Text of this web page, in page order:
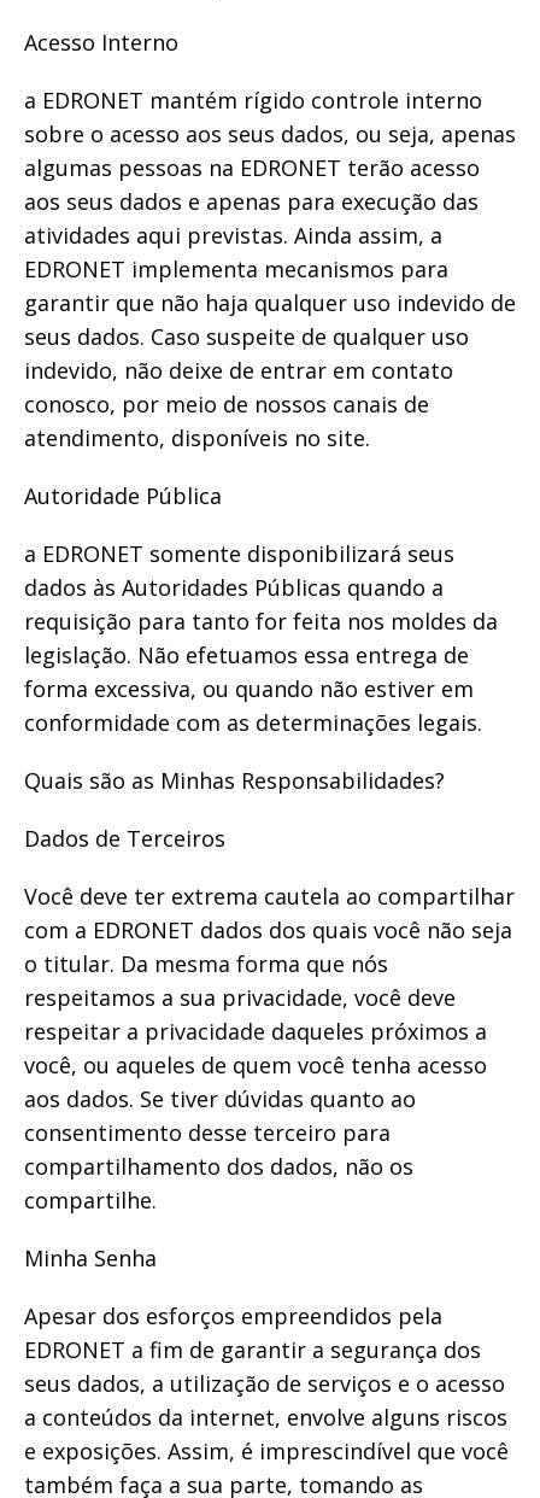
Acesso Interno
a EDRONET mantém rígido controle interno
sobre o acesso aos seus dados, ou seja, apenas
algumas pessoas na EDRONET terão acesso
aos seus dados e apenas para execução das
atividades aqui previstas. Ainda assim, a
EDRONET implementa mecanismos para
garantir que não haja qualquer uso indevido de
seus dados. Caso suspeite de qualquer uso
indevido, não deixe de entrar em contato
conosco, por meio de nossos canais de
atendimento, disponíveis no site.
Autoridade Pública
a EDRONET somente disponibilizará seus
dados às Autoridades Públicas quando a
requisição para tanto for feita nos moldes da
legislação. Não efetuamos essa entrega de
forma excessiva, ou quando não estiver em
conformidade com as determinações legais.
Quais são as Minhas Responsabilidades?
Dados de Terceiros
Você deve ter extrema cautela ao compartilhar
com a EDRONET dados dos quais você não seja
o titular. Da mesma forma que nós
respeitamos a sua privacidade, você deve
respeitar a privacidade daqueles próximos a
você, ou aqueles de quem você tenha acesso
aos dados. Se tiver dúvidas quanto ao
consentimento desse terceiro para
compartilhamento dos dados, não os
compartilhe.
Minha Senha
Apesar dos esforços empreendidos pela
EDRONET a fim de garantir a segurança dos
seus dados, a utilização de serviços e o acesso
a conteúdos da internet, envolve alguns riscos
e exposições. Assim, é imprescindível que você
também faça a sua parte, tomando as